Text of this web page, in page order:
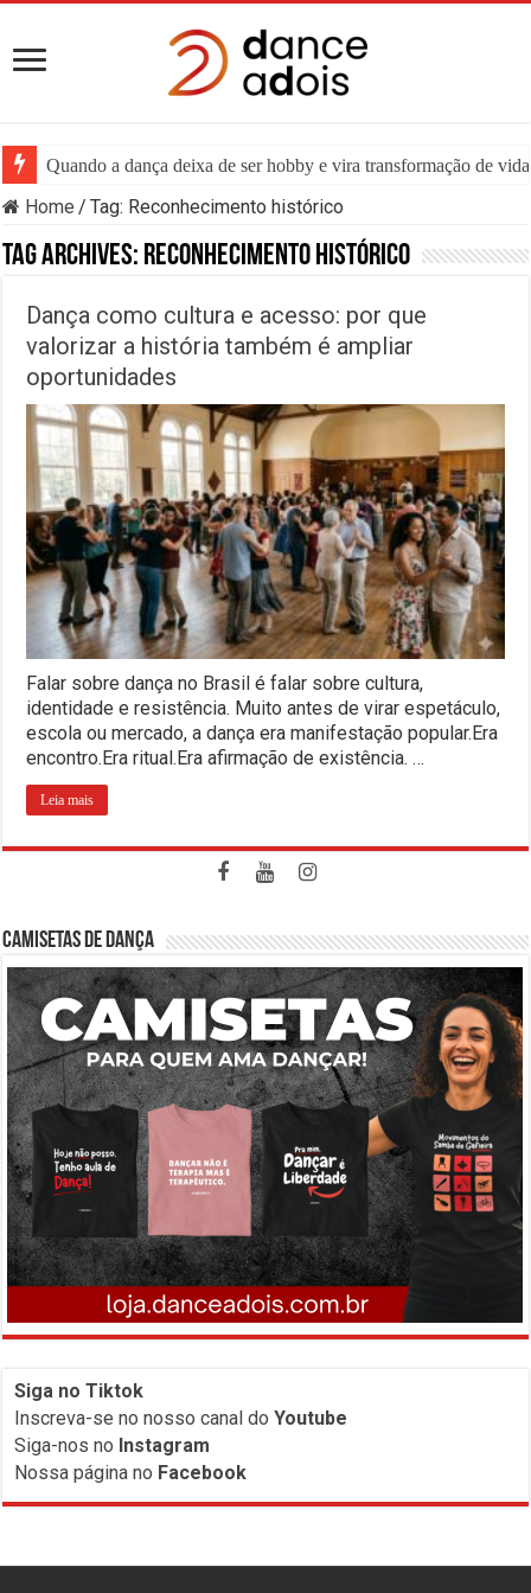
Quando a dança deixa de ser hobby e vira transformação de
Home / Tag: Reconhecimento histórico
Tag Archives: Reconhecimento histórico
Dança como cultura e acesso: por que
valorizar a história também é ampliar
oportunidades
Falar sobre dança no Brasil é falar sobre cultura,
identidade e resistência. Muito antes de virar espetáculo,
escola ou mercado, a dança era manifestação popular.Era
encontro.Era ritual.Era afirmação de existência. …
Leia mais
CAMISETAS DE DANÇA
Siga no Tiktok
Inscreva-se no nosso canal doYoutube
Siga-nos no Instagram
Nossa página no Facebook